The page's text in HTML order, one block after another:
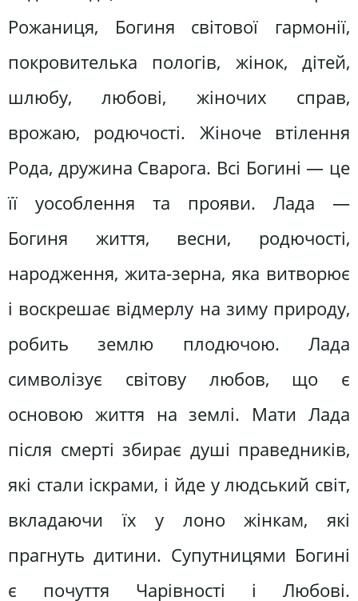
Рожаниця, Богиня світової гармонії,
покровителька пологів, жінок, дітей,
шлюбу, любові, жіночих справ,
врожаю, родючості. Жіноче втілення
Рода, дружина Сварога. Всі Богині — це
її уособлення та прояви. Лада —
Богиня життя, весни, родючості,
народження, жита-зерна, яка витворює
і воскрешає відмерлу на зиму природу,
робить землю плодючою. Лада
символізує світову любов, що є
основою життя на землі. Мати Лада
після смерті збирає душі праведників,
які стали іскрами, і йде у людський світ,
вкладаючи їх у лоно жінкам, які
прагнуть дитини. Супутницями Богині
є почуття Чарівності і Любові.